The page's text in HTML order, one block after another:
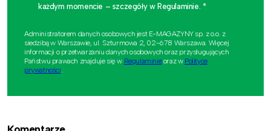
każdym momencie – szczegóły w Regulaminie. *
Administratorem danych osobowych jest E-MAGAZYNY sp. z o.o. z
siedzibą w Warszawie, ul. Szturmowa 2, 02-678 Warszawa. Więcej
informacji o przetwarzaniu danych osobowych oraz przysługujących
Państwu prawach znajduje się w Regulaminieoraz w Polityce
prywatności.